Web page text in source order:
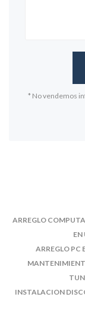
* No vendemos
ARREGLO
EN
ARREGLO PC
INSTALACION